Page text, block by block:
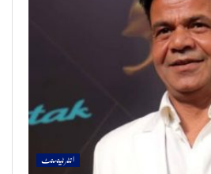
انٹرٹینمنٹ